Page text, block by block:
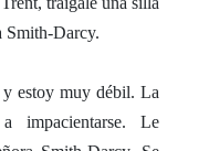
Smith-Darcy.
estoy muy débil. La
impacientarse. Le